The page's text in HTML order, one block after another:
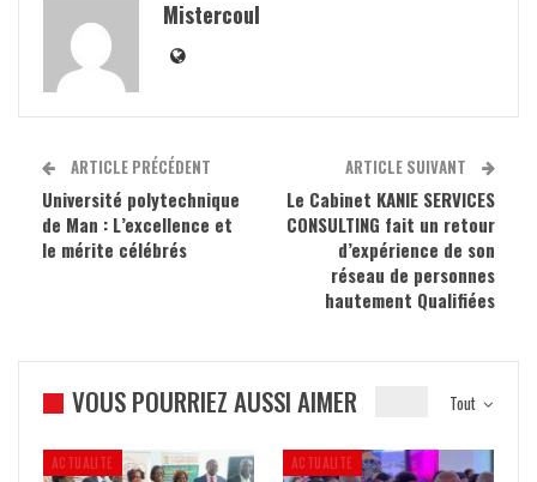
Mistercoul
ARTICLE PRÉCÉDENT
Université polytechnique
de Man : L’excellence et
le mérite célébrés
ARTICLE SUIVANT
Le Cabinet KANIE SERVICES
CONSULTING fait un retour
d’expérience de son
réseau de personnes
hautement Qualifiées
Tout
VOUS POURRIEZ AUSSI AIMER
ACTUALITE ACTUALITE